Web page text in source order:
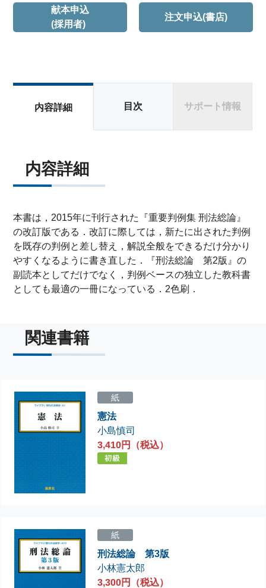
献本申込
(採用者)
注文申込(書店)
内容詳細 目次 サポート情報
内容詳細
本書は，2015年に刊行された『重要判例集 刑法総論』
の改訂版である．改訂に際しては，新たに出された判例
を既存の判例と差し替え，解説全般をできるだけ分かり
やすくなるように書き直した．『刑法総論 第2版』の
副読本としてだけでなく，判例ベースの独立した教科書
としても最適の一冊になっている．2色刷．
関連書籍
紙
憲法
小島慎司
3,410円（税込）
紙
刑法総論 第3版
小林憲太郎
3,300円（税込）